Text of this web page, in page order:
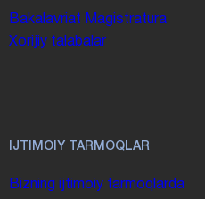
Bakalavriat Magistratura
Xorijiy talabalar
IJTIMOIY TARMOQLAR
Bizning ijtimoiy tarmoqlarda